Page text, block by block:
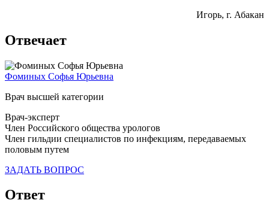
Игорь, г. Абакан
Отвечает
Фоминых Софья Юрьевна
Врач высшей категории
Врач-эксперт
Член Российского общества урологов
Член гильдии специалистов по инфекциям, передаваемых
половым путем
ЗАДАТЬ ВОПРОС
Ответ